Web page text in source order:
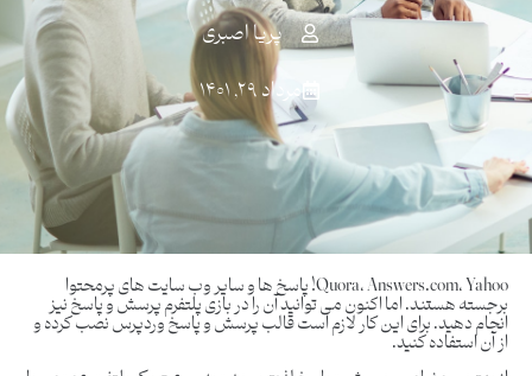
پریا اصبری
مرداد ۲۹, ۱۴۰۱
Quora، Answers.com، Yahoo! پاسخ ها و سایر وب سایت های پرمحتوا
برجسته هستند. اما اکنون می توانید آن را در بازی پلتفرم پرسش و پاسخ نیز
انجام دهید. برای این کار لازم است قالب پرسش و پاسخ وردپرس نصب کرده و
از آن استفاده کنید.